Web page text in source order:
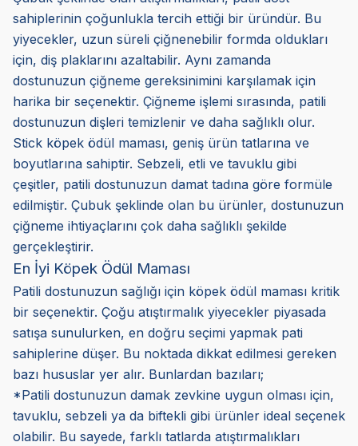
sahiplerinin çoğunlukla tercih ettiği bir üründür. Bu
yiyecekler, uzun süreli çiğnenebilir formda oldukları
için, diş plaklarını azaltabilir. Aynı zamanda
dostunuzun çiğneme gereksinimini karşılamak için
harika bir seçenektir. Çiğneme işlemi sırasında, patili
dostunuzun dişleri temizlenir ve daha sağlıklı olur.
Stick köpek ödül maması, geniş ürün tatlarına ve
boyutlarına sahiptir. Sebzeli, etli ve tavuklu gibi
çeşitler, patili dostunuzun damat tadına göre formüle
edilmiştir. Çubuk şeklinde olan bu ürünler, dostunuzun
çiğneme ihtiyaçlarını çok daha sağlıklı şekilde
gerçekleştirir.
En İyi Köpek Ödül Maması
Patili dostunuzun sağlığı için köpek ödül maması kritik
bir seçenektir. Çoğu atıştırmalık yiyecekler piyasada
satışa sunulurken, en doğru seçimi yapmak pati
sahiplerine düşer. Bu noktada dikkat edilmesi gereken
bazı hususlar yer alır. Bunlardan bazıları;
*Patili dostunuzun damak zevkine uygun olması için,
tavuklu, sebzeli ya da biftekli gibi ürünler ideal seçenek
olabilir. Bu sayede, farklı tatlarda atıştırmalıkları